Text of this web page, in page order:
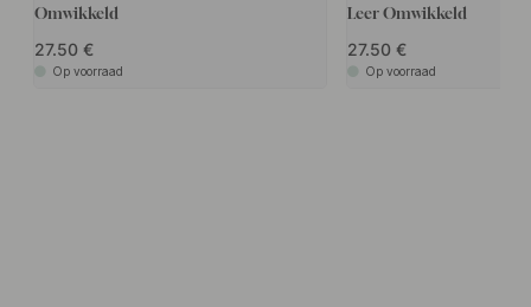
Omwikkeld
27.50
Op voorraad
Leer Omwikkeld
27.50
Op voorraad